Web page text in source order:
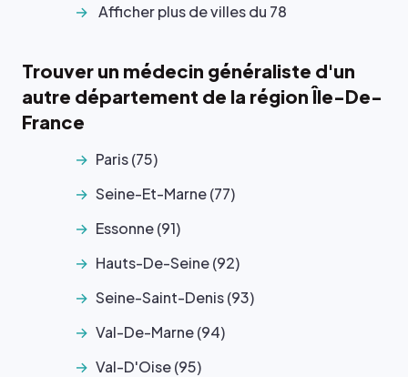
Afficher plus de villes du 78
Trouver un médecin généraliste d'un
autre département de la région Île-De-
France
Paris (75)
Seine-Et-Marne (77)
Essonne (91)
Hauts-De-Seine (92)
Seine-Saint-Denis (93)
Val-De-Marne (94)
Val-D'Oise (95)